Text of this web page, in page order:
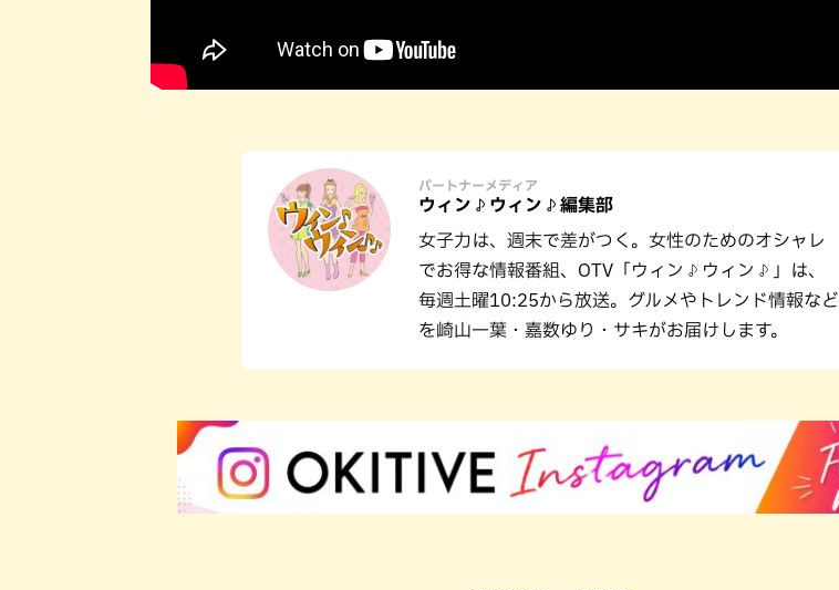
パートナーメディア
ウィン♪ウィン♪編集部
女子力は、週末で差がつく。女性のためのオシャレ
でお得な情報番組、OTV「ウィン♪ウィン♪」は、
毎週土曜10:25から放送。グルメやトレンド情報など
を崎山一葉・嘉数ゆり・サキがお届けします。